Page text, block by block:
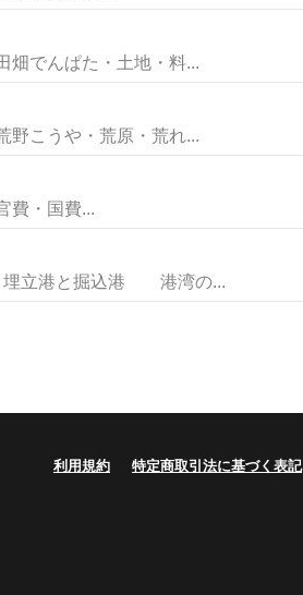
畑でんぱた・土地・料...
野こうや・荒原・荒れ...
費・国費...
港と掘込港 港湾の...
利用規約 特定商取引法に基づく表記